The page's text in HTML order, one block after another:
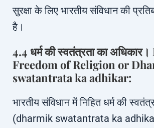
सुरक्षा के लिए भारतीय संविधान की
है।
4.4 धर्म की स्वतंत्रता का
Freedom of Religion or
swatantrata ka adhikar:
भारतीय संविधान में निहित धर्म की
(dharmik swatantrata ka